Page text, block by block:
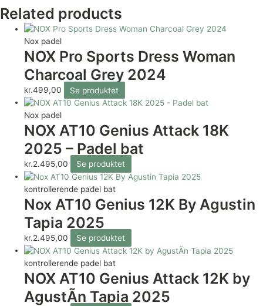
Related products
Nox padel
NOX Pro Sports Dress Woman
Charcoal Grey 2024
kr.499,00 Se produktet
Nox padel
NOX AT10 Genius Attack 18K
2025 – Padel bat
kr.2.495,00 Se produktet
kontrollerende padel bat
Nox AT10 Genius 12K By Agustin
Tapia 2025
kr.2.495,00 Se produktet
kontrollerende padel bat
NOX AT10 Genius Attack 12K by
AgustÃ­n Tapia 2025